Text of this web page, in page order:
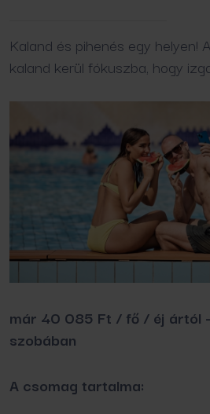
Kaland és pihenés egy helyen!
kaland kerül fókuszba, hogy
már 40 085 Ft / fő / éj ártól
szobában
A csomag tartalma: